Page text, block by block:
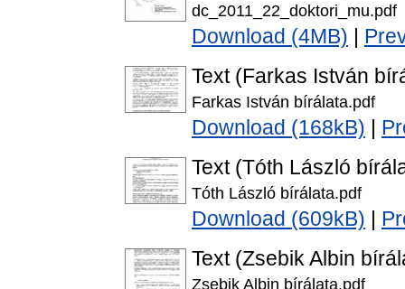
dc_2011_22_doktori_mu.pdf
Download (4MB)
Text (Farkas István
Farkas István bírálata.pdf
Download (168kB)
Text (Tóth László
Tóth László bírálata.pdf
Download (609kB)
Text (Zsebik Albin
Zsebik Albin bírálata.pdf